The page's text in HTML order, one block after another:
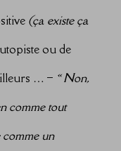
(ça existe ça
ou de
… – « Non,
comme tout
un